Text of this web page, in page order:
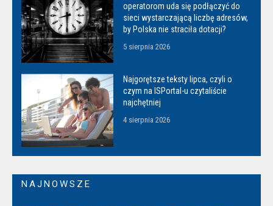
operatorom uda się podłączyć do
sieci wystarczającą liczbę adresów,
by Polska nie straciła dotacji?
5 sierpnia 2026
Najgorętsze teksty lipca, czyli o
czym na ISPortal-u czytaliście
najchętniej
4 sierpnia 2026
NAJNOWSZE